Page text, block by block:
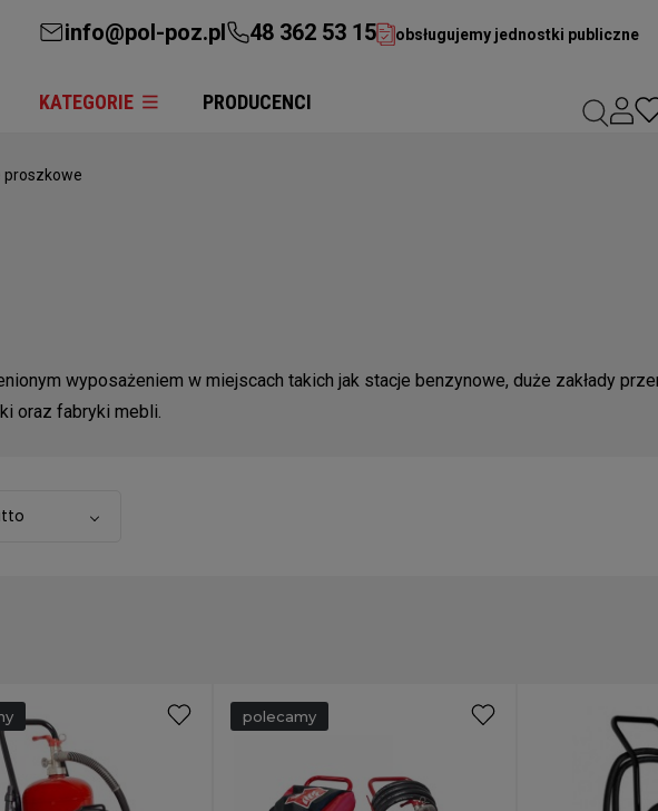
info@pol-poz.pl 48 362 53 15 obsługujemy jednostki publiczne
KATEGORIE PRODUCENCI
proszkowe
wyposażeniem w miejscach takich jak stacje benzynowe, duże zakłady
oraz fabryki mebli.
polecamy